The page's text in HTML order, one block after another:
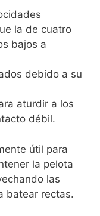
la de cuatro
bajos a
debido a su
aturdir a los
débil.
útil para
la pelota
las
batear rectas.